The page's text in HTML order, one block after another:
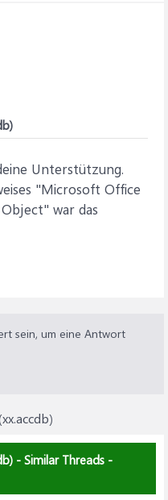
Unterstützung.
"Microsoft Office
war das
sein, um eine Antwort
- Similar Threads -